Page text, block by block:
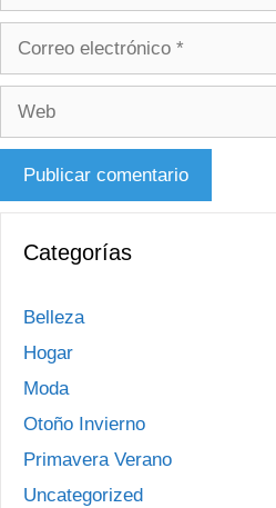
Correo
Web
Categorías
Belleza
Hogar
Moda
Otoño Invierno
Primavera Verano
Uncategorized